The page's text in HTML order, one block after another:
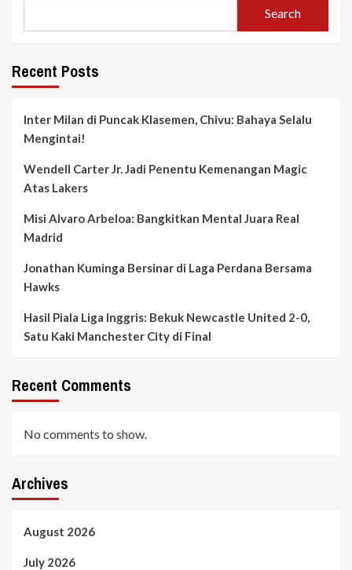
Search
Recent Posts
Inter Milan di Puncak Klasemen, Chivu: Bahaya Selalu
Mengintai!
Wendell Carter Jr. Jadi Penentu Kemenangan Magic
Atas Lakers
Misi Alvaro Arbeloa: Bangkitkan Mental Juara Real
Madrid
Jonathan Kuminga Bersinar di Laga Perdana Bersama
Hawks
Hasil Piala Liga Inggris: Bekuk Newcastle United 2-0,
Satu Kaki Manchester City di Final
Recent Comments
No comments to show.
Archives
August 2026
July 2026